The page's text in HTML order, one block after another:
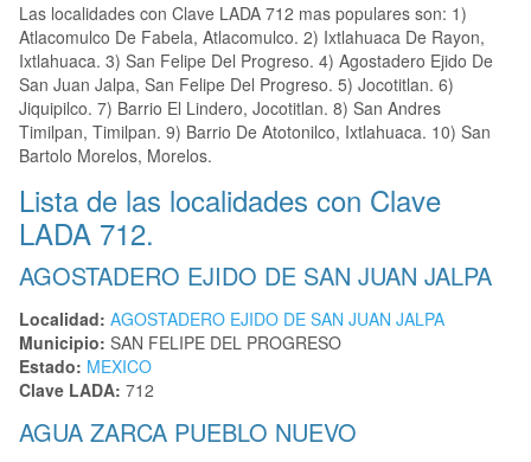
Las localidades con Clave LADA 712 mas populares son: 1)
Atlacomulco De Fabela, Atlacomulco. 2) Ixtlahuaca De Rayon,
Ixtlahuaca. 3) San Felipe Del Progreso. 4) Agostadero Ejido De
San Juan Jalpa, San Felipe Del Progreso. 5) Jocotitlan. 6)
Jiquipilco. 7) Barrio El Lindero, Jocotitlan. 8) San Andres
Timilpan, Timilpan. 9) Barrio De Atotonilco, Ixtlahuaca. 10) San
Bartolo Morelos, Morelos.
Lista de las localidades con Clave
LADA 712.
AGOSTADERO EJIDO DE SAN JUAN JALPA
Localidad: AGOSTADERO EJIDO DE SAN JUAN JALPA
Municipio: SAN FELIPE DEL PROGRESO
Estado: MEXICO
Clave LADA: 712
AGUA ZARCA PUEBLO NUEVO